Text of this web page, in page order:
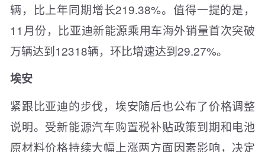
辆，比上年同期增长219.38%。值得一提的是，
11月份，比亚迪新能源乘用车海外销量首次突破
万辆达到12318辆，环比增速达到29.27%。
埃安
紧跟比亚迪的步伐，埃安随后也公布了价格调整
说明。受新能源汽车购置税补贴政策到期和电池
原材料价格持续大幅上涨两方面因素影响，决定